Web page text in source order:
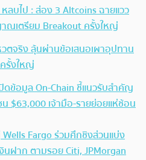
หลบไป : ส่อง 3 Altcoins ฉายแวว
ณเตรียม Breakout ครั้งใหญ่
วตจริง ลุ้นผ่านข้อเสนอเผาอุปทาน
รั้งใหญ่
ดข้อมูล On-Chain ชี้แนวรับสำคัญ
$63,000 เจ้ามือ-รายย่อยแห่ช้อน
Fargo ร่วมศึกชิงส่วนแบ่ง
นฝาก ตามรอย Citi, JPMorgan